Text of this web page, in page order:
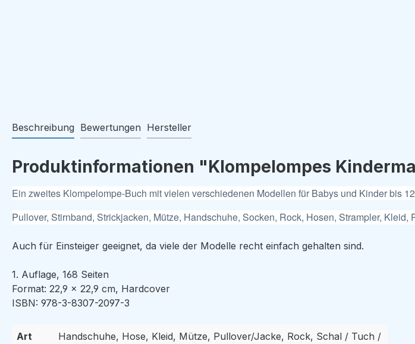
Beschreibung Bewertungen Hersteller
Produktinformationen "Klompelompes
Ein zweites Klompelompe-Buch mit vielen verschiedenen Modellen für Babys und Kinder bis
Pullover, Stirnband, Strickjacken, Mütze, Handschuhe, Socken, Rock, Hosen, Strampler, Kleid,
Auch für Einsteiger geeignet, da viele der Modelle recht einfach gehalten sind.
1. Auflage, 168 Seiten
Format: 22,9 × 22,9 cm, Hardcover
ISBN: 978-3-8307-2097-3
Art
Handschuhe, Hose, Kleid, Mütze, Pullover/Jacke, Rock, Schal / Tuch /